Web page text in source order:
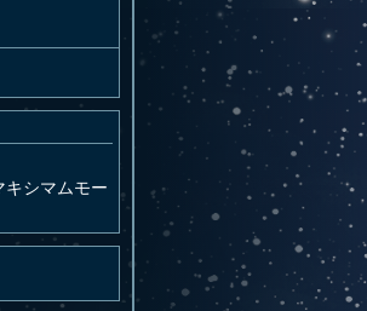
キシマムモー